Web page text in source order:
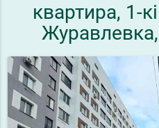
квартира, 1-